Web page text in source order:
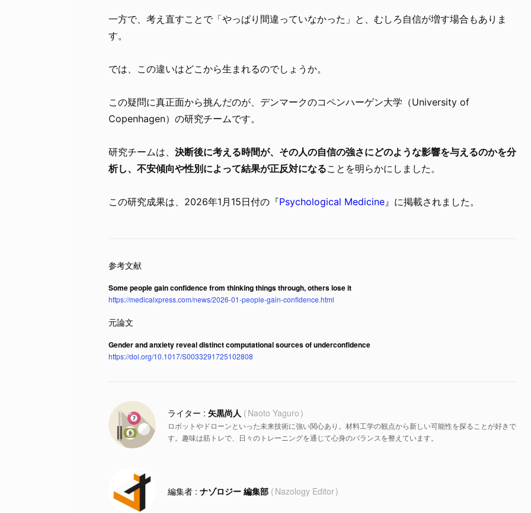
一方で、考え直すことで「やっぱり間違っていなかった」と、むしろ自信が増す場合もありま
す。
では、この違いはどこから生まれるのでしょうか。
この疑問に真正面から挑んだのが、デンマークのコペンハーゲン大学（University of
Copenhagen）の研究チームです。
研究チームは、 決断後に考える時間が、その人の自信の強さにどのような影響を与えるのかを分
析し、不安傾向や性別によって結果が正反対になることを明らかにしました。
この研究成果は、2026年1月15日付の『Psychological Medicine』に掲載されました。
Some people gain confidence from thinking things through, others lose it
https://medicalxpress.com/news/2026-01-people-gain-confidence.html
Gender and anxiety reveal distinct computational sources of underconfidence
https://doi.org/10.1017/S0033291725102808
矢黒尚人 Naoto Yaguro
ロボットやドローンといった未来技術に強い関心あり。材料工学の観点から新しい可能性を探ることが好きで
す。趣味は筋トレで、日々のトレーニングを通じて心身のバランスを整えています。
ナゾロジー 編集部 Nazology Editor